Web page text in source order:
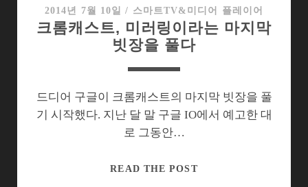
2014년 7월 10일 / 스마트TV&미디어 플레이어
크롬캐스트, 미러링이라는 마지막
빗장을 풀다
드디어 구글이 크롬캐스트의 마지막 빗장을 풀
기 시작했다. 지난 달 말 구글 IO에서 예고한 대
로 그동안…
READ THE POST크